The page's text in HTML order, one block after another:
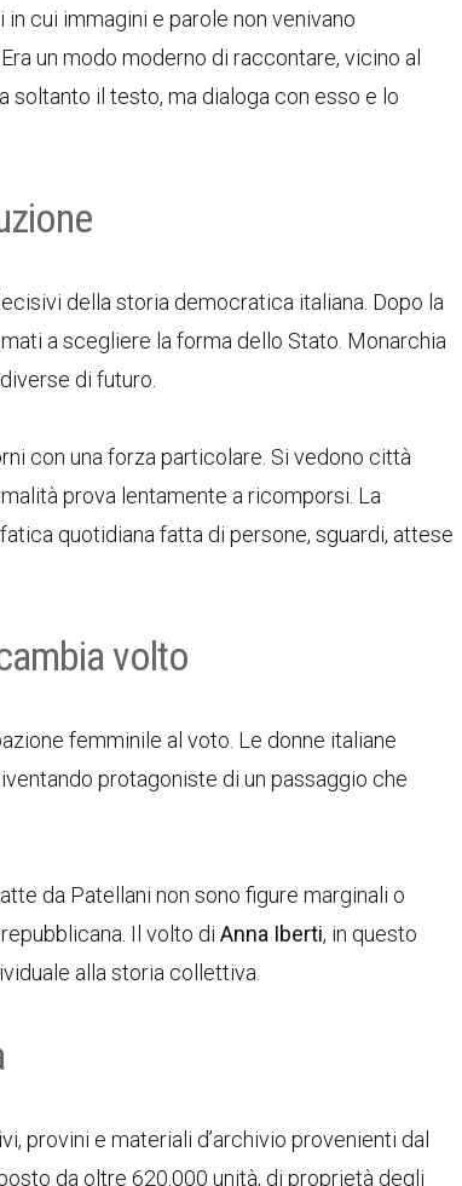
in cui immagini e parole non venivano
un modo moderno di raccontare, vicino al
soltanto il testo, ma dialoga con esso e lo
della storia democratica italiana. Dopo la
a scegliere la forma dello Stato. Monarchia
di futuro.
con una forza particolare. Si vedono città
prova lentamente a ricomporsi. La
quotidiana fatta di persone, sguardi, attese
volto
femminile al voto. Le donne italiane
protagoniste di un passaggio che
da Patellani non sono figure marginali o
Il volto diAnna Iberti, in questo
alla storia collettiva.
provini e materiali d’archivio provenienti dal
da oltre 620.000 unità, di proprietà degli